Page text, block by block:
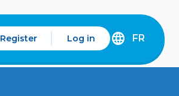
Register Log in
DÉCOUVREZ
FR